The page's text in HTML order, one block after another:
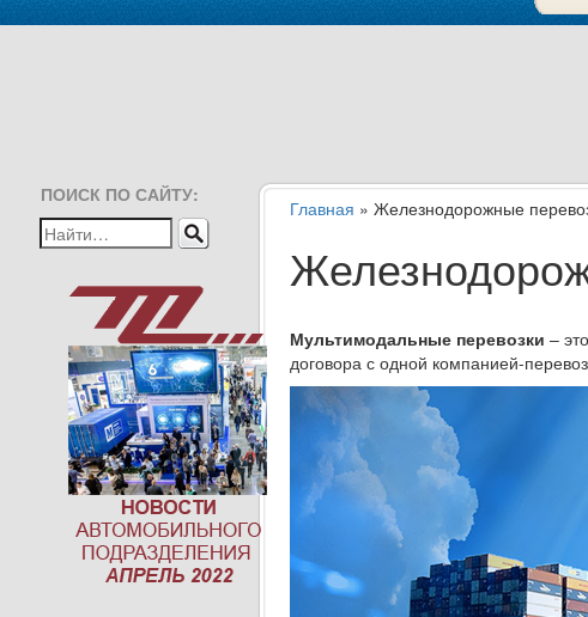
ПОИСК ПО САЙТУ:
Главная » Железнодорожные
Мультимодальные перевозки –
договора с одной компанией-